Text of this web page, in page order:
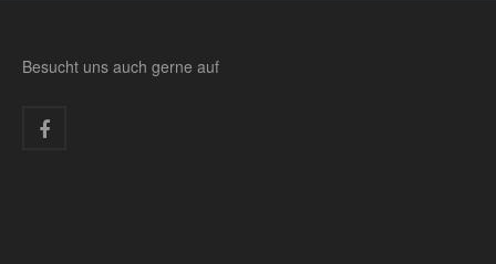
Besucht uns auch gerne auf